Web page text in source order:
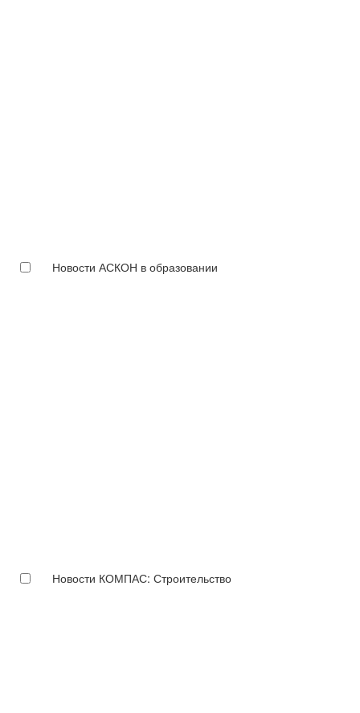
Новости АСКОН в образовании
Новости КОМПАС: Строительство